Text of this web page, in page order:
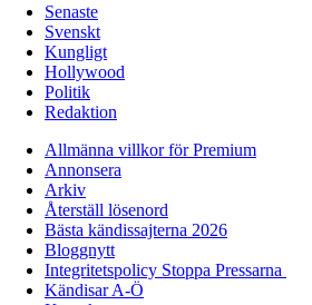
Senaste
Svenskt
Kungligt
Hollywood
Politik
Redaktion
Allmänna villkor för Premium
Annonsera
Arkiv
Återställ lösenord
Bästa kändissajterna 2026
Bloggnytt
Integritetspolicy Stoppa Pressarna
Kändisar A-Ö